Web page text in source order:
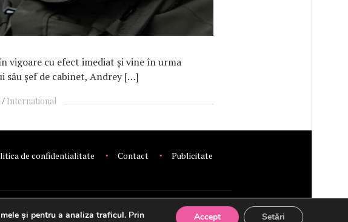
vigoare cu efect imediat și vine în urma
său șef de cabinet, Andrey […]
International
de confidentialitate Contact
Publicitate
și pentru a analiza traficul. Prin
Accept Setări